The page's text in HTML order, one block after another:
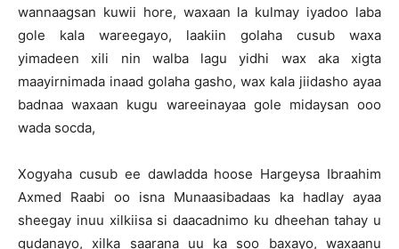
wannaagsan kuwii hore, waxaan la kulmay iyadoo laba
gole kala wareegayo, laakiin golaha cusub waxa
yimadeen xili nin walba lagu yidhi wax aka xigta
maayirnimada inaad golaha gasho, wax kala jiidasho ayaa
badnaa waxaan kugu wareeinayaa gole midaysan ooo
wada socda,
Xogyaha cusub ee dawladda hoose Hargeysa Ibraahim
Axmed Raabi oo isna Munaasibadaas ka hadlay ayaa
sheegay inuu xilkiisa si daacadnimo ku dheehan tahay u
gudanayo, xilka saarana uu ka soo baxayo, waxaanu